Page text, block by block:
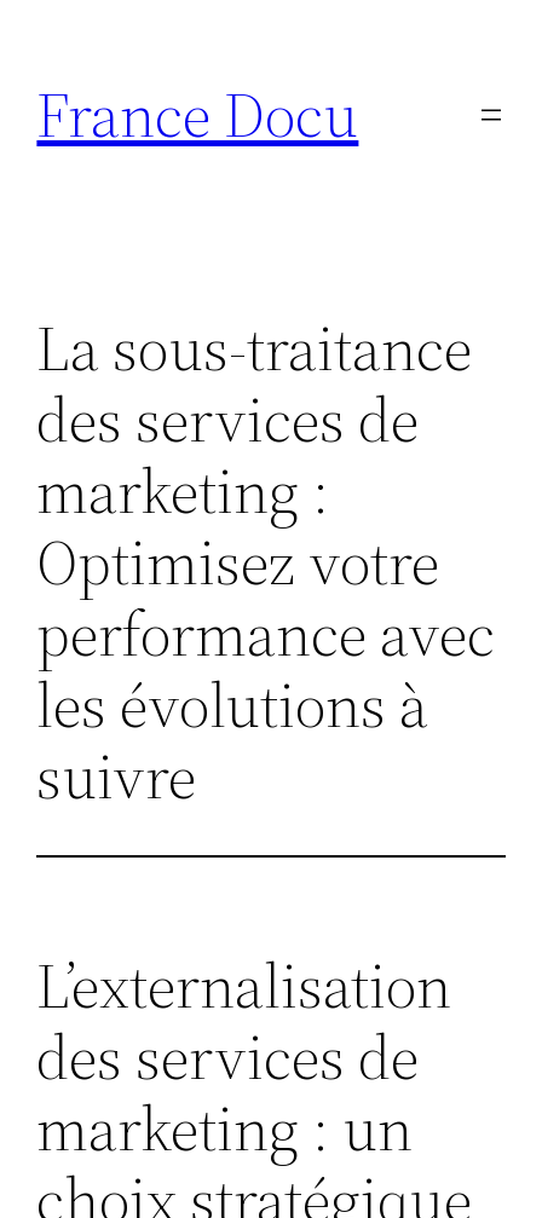
contenu
France Docu
La sous-traitance
des services de
marketing :
Optimisez votre
performance avec
les évolutions à
suivre
L’externalisation
des services de
marketing : un
choix stratégique